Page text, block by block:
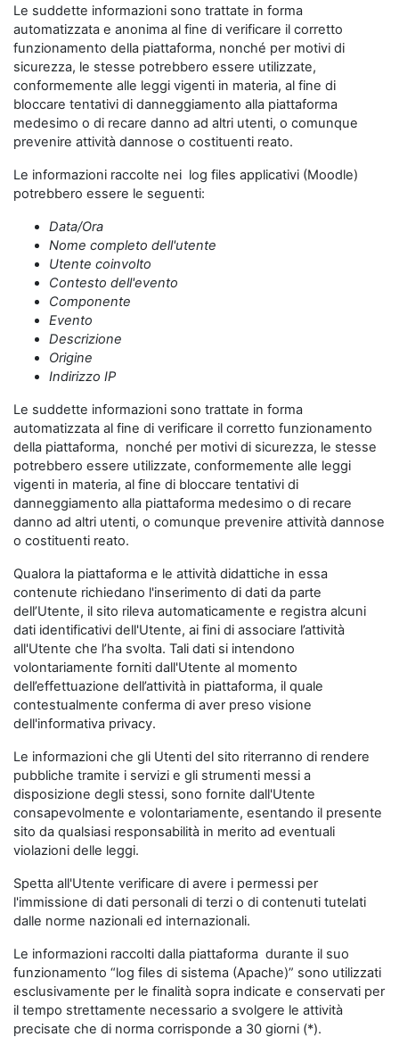
Le suddette informazioni sono trattate in forma
automatizzata e anonima al fine di verificare il corretto
funzionamento della piattaforma, nonché per motivi di
sicurezza, le stesse potrebbero essere utilizzate,
conformemente alle leggi vigenti in materia, al fine di
bloccare tentativi di danneggiamento alla piattaforma
medesimo o di recare danno ad altri utenti, o comunque
prevenire attività dannose o costituenti reato.
Le informazioni raccolte nei log files applicativi (Moodle)
potrebbero essere le seguenti:
Data/Ora
Nome completo dell'utente
Utente coinvolto
Contesto dell'evento
Componente
Evento
Descrizione
Origine
Indirizzo IP
Le suddette informazioni sono trattate in forma
automatizzata al fine di verificare il corretto funzionamento
della piattaforma, nonché per motivi di sicurezza, le stesse
potrebbero essere utilizzate, conformemente alle leggi
vigenti in materia, al fine di bloccare tentativi di
danneggiamento alla piattaforma medesimo o di recare
danno ad altri utenti, o comunque prevenire attività dannose
o costituenti reato.
Qualora la piattaforma e le attività didattiche in essa
contenute richiedano l'inserimento di dati da parte
dell’Utente, il sito rileva automaticamente e registra alcuni
dati identificativi dell'Utente, ai fini di associare l’attività
all'Utente che l’ha svolta. Tali dati si intendono
volontariamente forniti dall'Utente al momento
dell’effettuazione dell’attività in piattaforma, il quale
contestualmente conferma di aver preso visione
dell'informativa privacy.
Le informazioni che gli Utenti del sito riterranno di rendere
pubbliche tramite i servizi e gli strumenti messi a
disposizione degli stessi, sono fornite dall'Utente
consapevolmente e volontariamente, esentando il presente
sito da qualsiasi responsabilità in merito ad eventuali
violazioni delle leggi.
Spetta all'Utente verificare di avere i permessi per
l'immissione di dati personali di terzi o di contenuti tutelati
dalle norme nazionali ed internazionali.
Le informazioni raccolti dalla piattaforma durante il suo
funzionamento “log files di sistema (Apache)” sono utilizzati
esclusivamente per le finalità sopra indicate e conservati per
il tempo strettamente necessario a svolgere le attività
precisate che di norma corrisponde a 30 giorni (*).